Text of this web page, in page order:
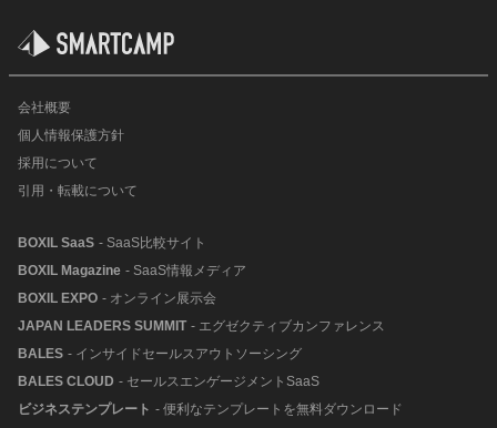
会社概要
個人情報保護方針
採用について
引用・転載について
BOXIL SaaS - SaaS比較サイト
BOXIL Magazine - SaaS情報メディア
BOXIL EXPO - オンライン展示会
JAPAN LEADERS SUMMIT - エグゼクティブカンファレンス
BALES - インサイドセールスアウトソーシング
BALES CLOUD - セールスエンゲージメントSaaS
ビジネステンプレート - 便利なテンプレートを無料ダウンロード